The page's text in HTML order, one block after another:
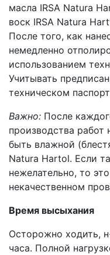
масла IRSA Natura
воск IRSA Natura
После того, как
немедленно
использованием
Учитывать
техническом
Важно: После
производства работ
быть влажной
Natura Hartol. Если
нежелательно, то
некачественном
Время высыхания
Осторожно ходить,
часа. Полной